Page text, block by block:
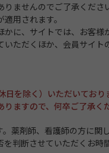
ませんのでご了承くださ
適用されます。
に、サイトでは、お客
ただくほか、会員サイ
を除く）いただいており
ますので、何卒ご了承く
薬剤師、看護師の方に関
判断させていただくお